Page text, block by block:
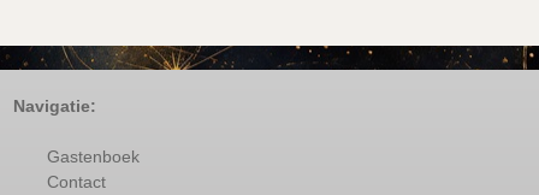
Navigatie:
Gastenboek
Contact